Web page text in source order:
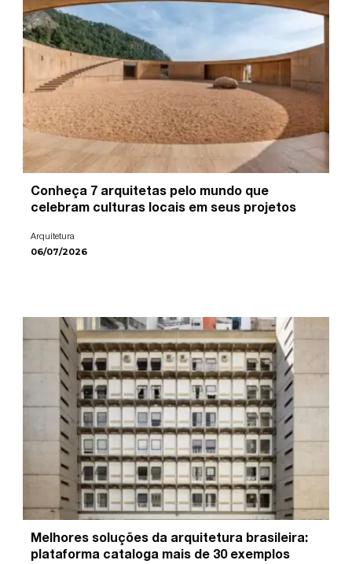
Conheça 7 arquitetas pelo mundo que
celebram culturas locais em seus projetos
Arquitetura
06/07/2026
Melhores soluções da arquitetura brasileira:
plataforma cataloga mais de 30 exemplos